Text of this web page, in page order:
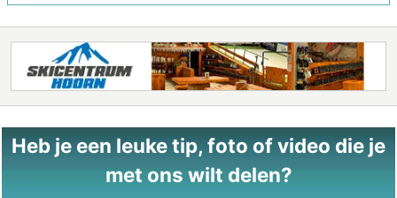
Heb je een leuke tip, foto of video die je
met ons wilt delen?